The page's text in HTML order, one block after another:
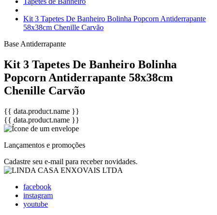
Kit 3 Tapetes De Banheiro Bolinha Popcorn Antiderrapante
58x38cm Chenille Carvão
Base Antiderrapante
Kit 3 Tapetes De Banheiro Bolinha
Popcorn Antiderrapante 58x38cm
Chenille Carvão
{{ data.product.name }}
{{ data.product.name }}
Lançamentos e promoções
Cadastre seu e-mail para receber novidades.
facebook
instagram
youtube